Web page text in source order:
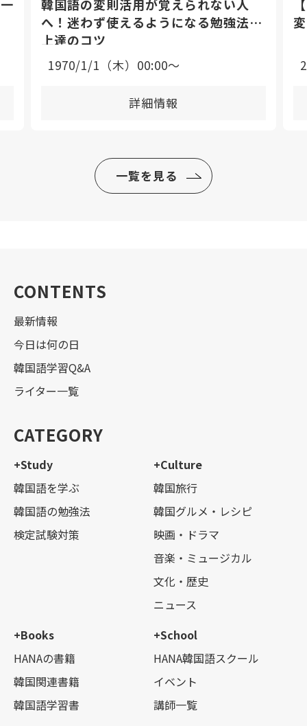
韓国語の変則活用が覚えられない人
へ！迷わず使えるようになる勉強法と
上達のコツ
1970/1/1（木）00:00〜
詳細情報
一覧を見る
CONTENTS
最新情報
今日は何の日
韓国語学習Q&A
ライター一覧
CATEGORY
+Study
韓国語を学ぶ
韓国語の勉強法
検定試験対策
+Culture
韓国旅行
韓国グルメ・レシピ
映画・ドラマ
音楽・ミュージカル
文化・歴史
ニュース
+Books
HANAの書籍
韓国関連書籍
韓国語学習書
+School
HANA韓国語スクール
イベント
講師一覧